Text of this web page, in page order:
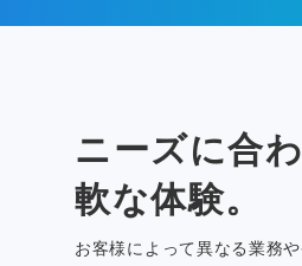
ニーズに合
軟な体験。
お客様によって異なる業務